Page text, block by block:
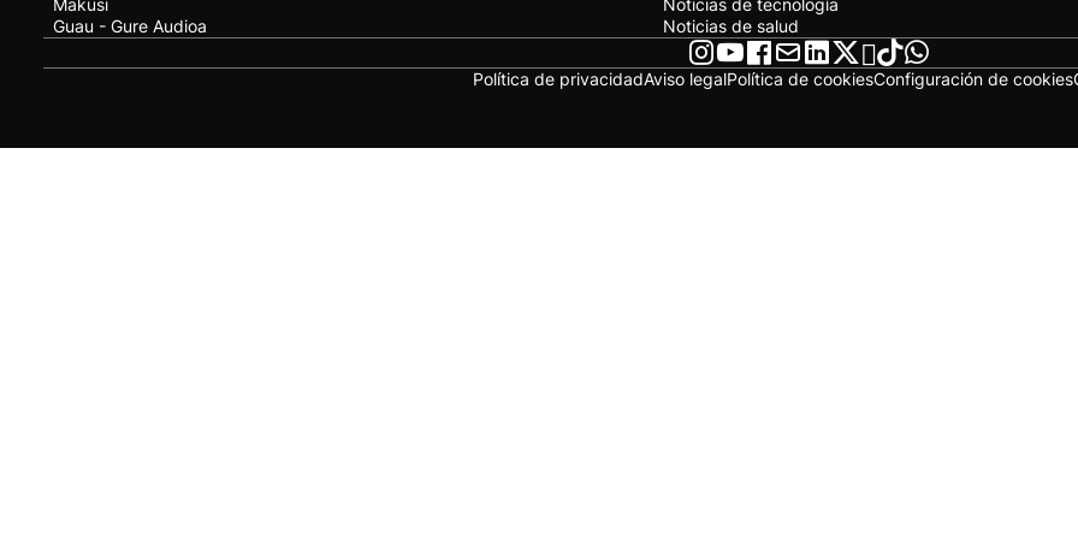
Makusi
Guau - Gure Audioa
Noticias de tecnología
Noticias de salud
Política de privacidadAviso legalPolítica de cookiesConfiguración de cookies